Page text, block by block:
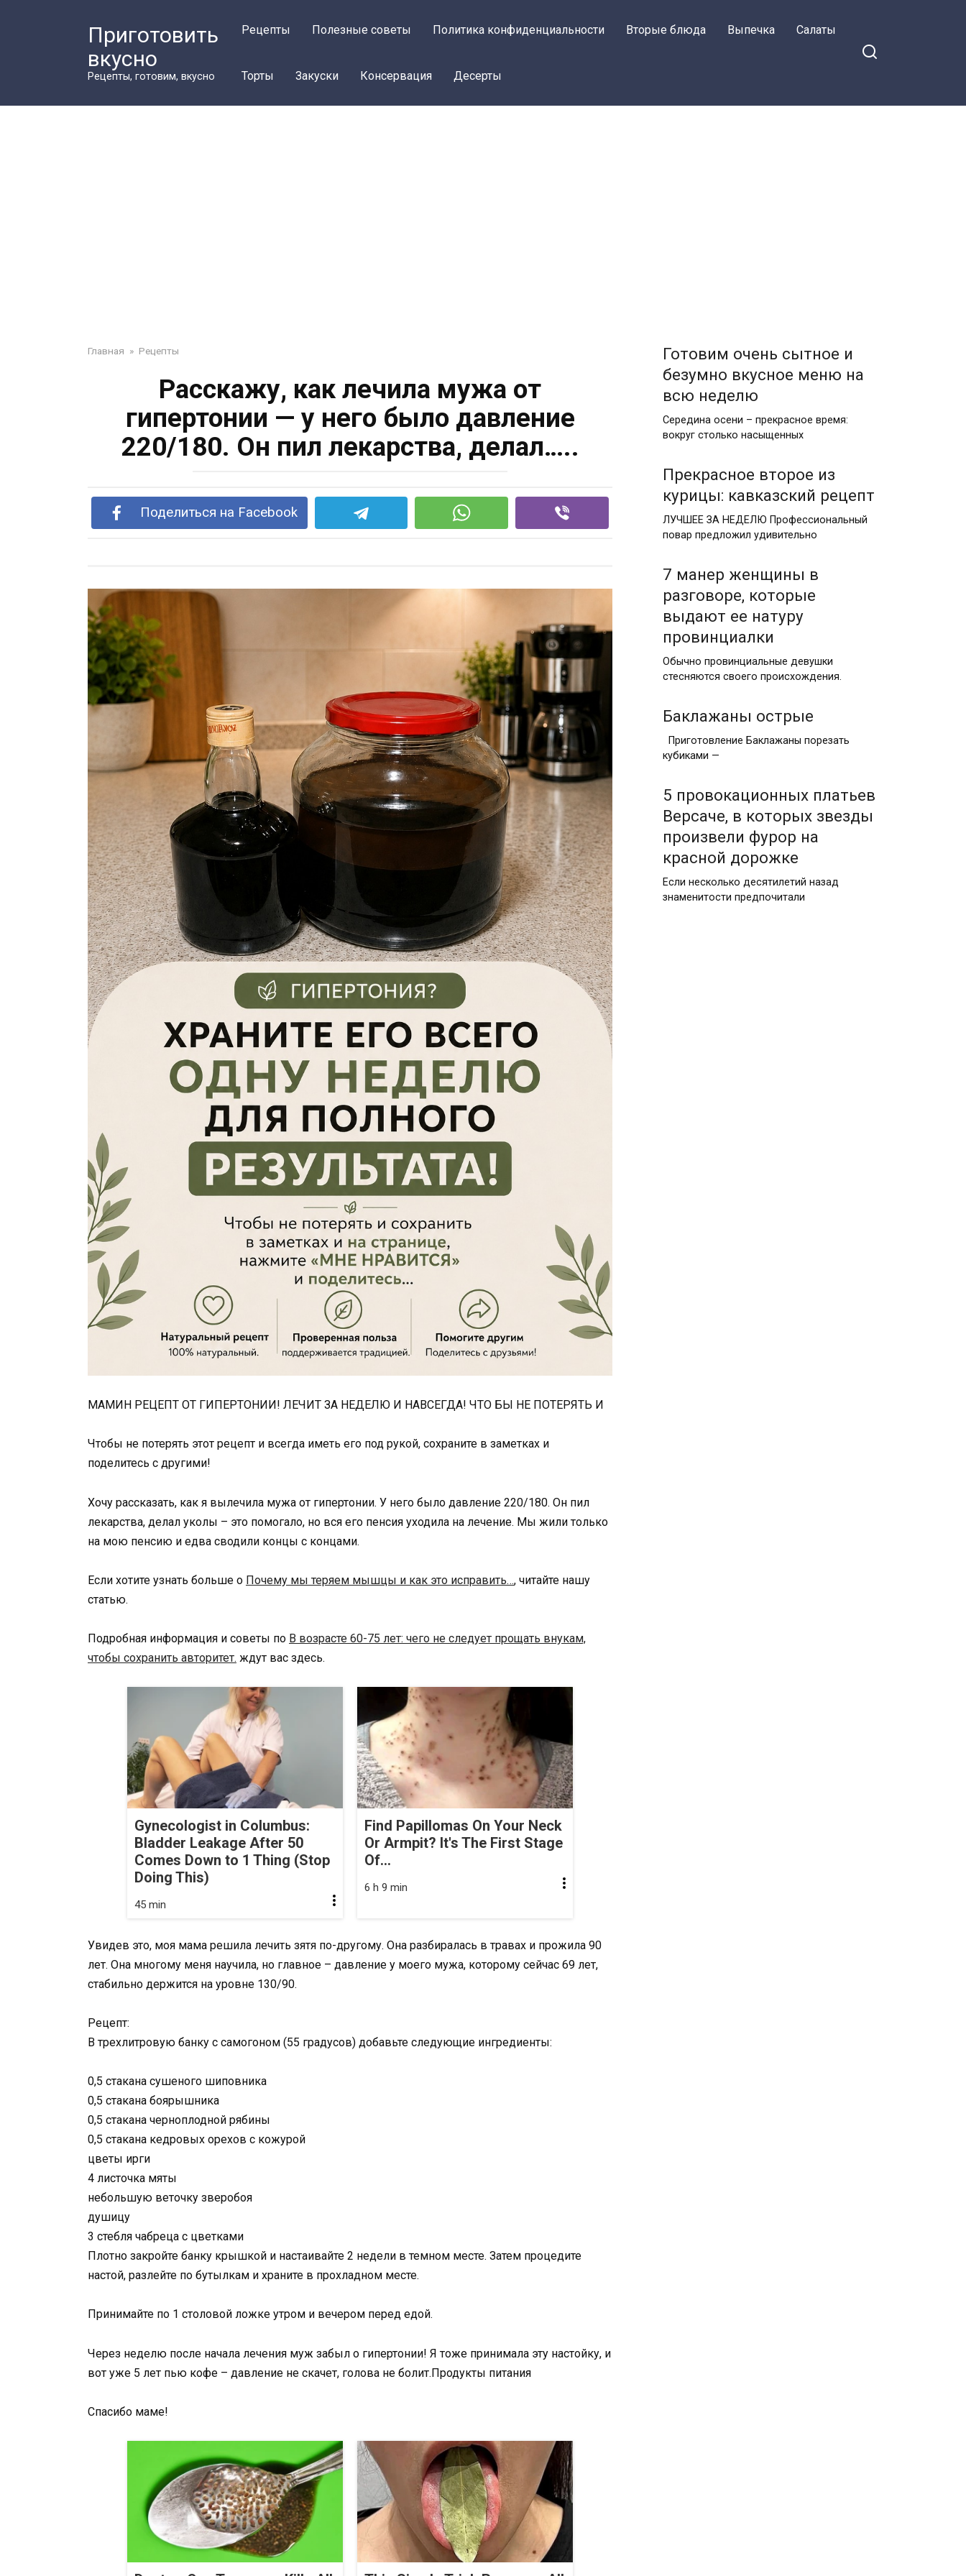
Приготовить
вкусно
Рецепты, готовим, вкусно
Рецепты Полезные советы Политика конфиденциальности Вторые блюда Выпечка Салаты
Торты Закуски Консервация Десерты
Главная » Рецепты
Расскажу, как лечила мужа от
гипертонии — у него было давление
220/180. Он пил лекарства, делал…..
Поделиться на Facebook
МАМИН РЕЦЕПТ ОТ ГИПЕРТОНИИ! ЛЕЧИТ ЗА НЕДЕЛЮ И НАВСЕГДА! ЧТО БЫ НЕ ПОТЕРЯТЬ И
Чтобы не потерять этот рецепт и всегда иметь его под рукой, сохраните в заметках и
поделитесь с другими!
Хочу рассказать, как я вылечила мужа от гипертонии. У него было давление 220/180. Он пил
лекарства, делал уколы – это помогало, но вся его пенсия уходила на лечение. Мы жили только
на мою пенсию и едва сводили концы с концами.
Если хотите узнать больше о Почему мы теряем мышцы и как это исправить…, читайте нашу
статью.
Подробная информация и советы по В возрасте 60-75 лет: чего не следует прощать внукам,
чтобы сохранить авторитет. ждут вас здесь.
Gynecologist in Columbus:
Bladder Leakage After 50
Comes Down to 1 Thing (Stop
Doing This)
45 min
Find Papillomas On Your Neck
Or Armpit? It's The First Stage
Of...
6 h 9 min
Увидев это, моя мама решила лечить зятя по-другому. Она разбиралась в травах и прожила 90
лет. Она многому меня научила, но главное – давление у моего мужа, которому сейчас 69 лет,
стабильно держится на уровне 130/90.
Рецепт:
В трехлитровую банку с самогоном (55 градусов) добавьте следующие ингредиенты:
0,5 стакана сушеного шиповника
0,5 стакана боярышника
0,5 стакана черноплодной рябины
0,5 стакана кедровых орехов с кожурой
цветы ирги
4 листочка мяты
небольшую веточку зверобоя
душицу
3 стебля чабреца с цветками
Плотно закройте банку крышкой и настаивайте 2 недели в темном месте. Затем процедите
настой, разлейте по бутылкам и храните в прохладном месте.
Принимайте по 1 столовой ложке утром и вечером перед едой.
Через неделю после начала лечения муж забыл о гипертонии! Я тоже принимала эту настойку, и
вот уже 5 лет пью кофе – давление не скачет, голова не болит.Продукты питания
Спасибо маме!
Готовим очень сытное и
безумно вкусное меню на
всю неделю
Середина осени – прекрасное время:
вокруг столько насыщенных
Прекрасное второе из
курицы: кавказский рецепт
ЛУЧШЕЕ ЗА НЕДЕЛЮ Профессиональный
повар предложил удивительно
7 манер женщины в
разговоре, которые
выдают ее натуру
провинциалки
Обычно провинциальные девушки
стесняются своего происхождения.
Баклажаны острые​
Приготовление Баклажаны порезать ​
кубиками —
5 провокационных платьев
Версаче, в которых звезды
произвели фурор на
красной дорожке
Если несколько десятилетий назад
знаменитости предпочитали